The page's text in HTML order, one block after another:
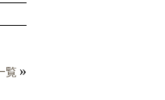
覧